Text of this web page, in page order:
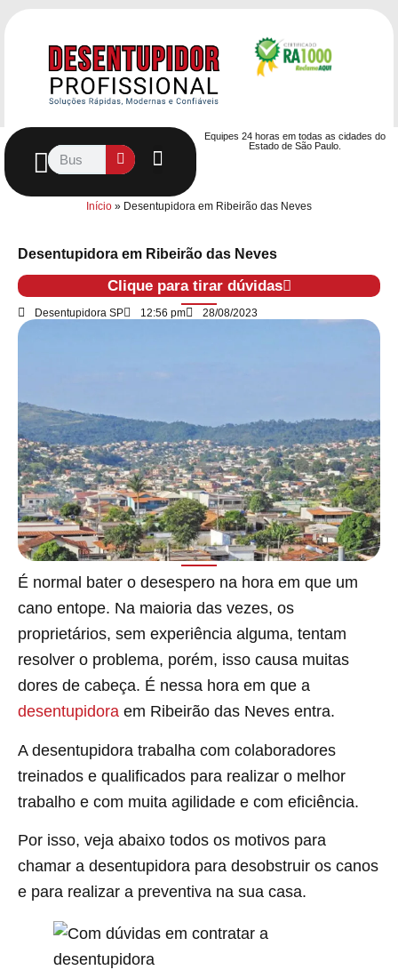
Equipes 24 horas em todas as cidades do
Estado de São Paulo.
Início » Desentupidora em Ribeirão das Neves
Desentupidora em Ribeirão das Neves
Clique para tirar dúvidas
Desentupidora SP 12:56 pm 28/08/2023
É normal bater o desespero na hora em que um
cano entope. Na maioria das vezes, os
proprietários, sem experiência alguma, tentam
resolver o problema, porém, isso causa muitas
dores de cabeça. É nessa hora em que a
desentupidora em Ribeirão das Neves entra.
A desentupidora trabalha com colaboradores
treinados e qualificados para realizar o melhor
trabalho e com muita agilidade e com eficiência.
Por isso, veja abaixo todos os motivos para
chamar a desentupidora para desobstruir os canos
e para realizar a preventiva na sua casa.